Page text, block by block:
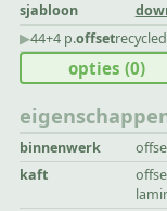
sjabloon
▶︎44+4 p.offset
binnenwerk
kaft
opties (0)